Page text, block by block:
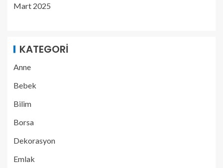
Mart 2025
KATEGORI
Anne
Bebek
Bilim
Borsa
Dekorasyon
Emlak